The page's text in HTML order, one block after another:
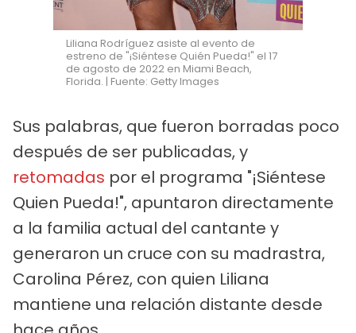
Liliana Rodríguez asiste al evento de
estreno de "¡Siéntese Quién Pueda!" el 17
de agosto de 2022 en Miami Beach,
Florida. | Fuente: Getty Images
Sus palabras, que fueron borradas poco
después de ser publicadas, y
retomadas por el programa "¡Siéntese
Quien Pueda!", apuntaron directamente
a la familia actual del cantante y
generaron un cruce con su madrastra,
Carolina Pérez, con quien Liliana
mantiene una relación distante desde